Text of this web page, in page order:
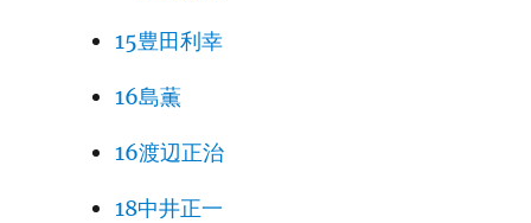
15豊田利幸
16島薫
16渡辺正治
18中井正一